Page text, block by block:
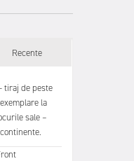
Recente
tiraj de peste
la
sale –